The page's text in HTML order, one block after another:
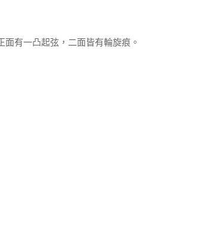
有一凸起弦，二面皆有輪旋痕。